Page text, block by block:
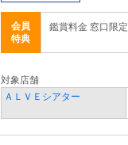
会員
特典
鑑賞料金 窓口限定
対象店舗
ＡＬＶＥシアター